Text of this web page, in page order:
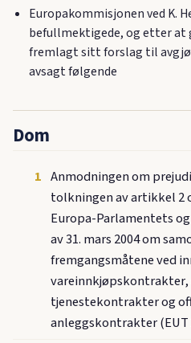
Europakommisjonen ved K.
befullmektigede, og etter at
fremlagt sitt forslag til
avsagt følgende
Dom
1 Anmodningen om
tolkningen av artikkel 2
Europa-Parlamentets
av 31. mars 2004 om
fremgangsmåtene ved
tjenestekontrakter og
anleggskontrakter (EUT